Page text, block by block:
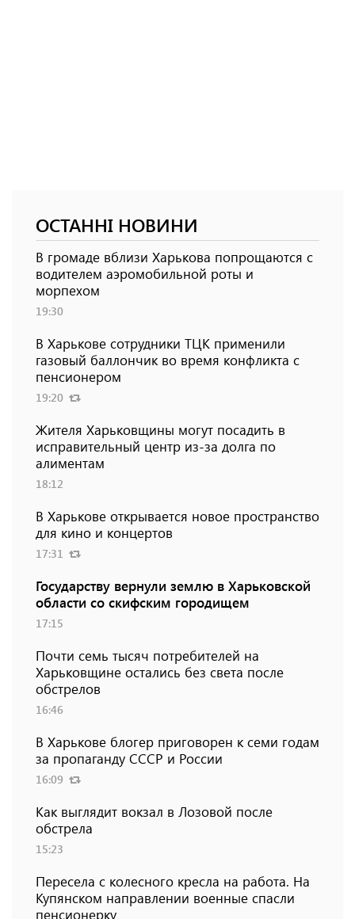
ОСТАННІ НОВИНИ
В громаде вблизи Харькова попрощаются с
водителем аэромобильной роты и
морпехом
19:30
В Харькове сотрудники ТЦК применили
газовый баллончик во время конфликта с
пенсионером
19:20
Жителя Харьковщины могут посадить в
исправительный центр из-за долга по
алиментам
18:12
В Харькове открывается новое пространство
для кино и концертов
17:31
Государству вернули землю в Харьковской
области со скифским городищем
17:15
Почти семь тысяч потребителей на
Харьковщине остались без света после
обстрелов
16:46
В Харькове блогер приговорен к семи годам
за пропаганду СССР и России
16:09
Как выглядит вокзал в Лозовой после
обстрела
15:23
Пересела с колесного кресла на работа. На
Купянском направлении военные спасли
пенсионерку